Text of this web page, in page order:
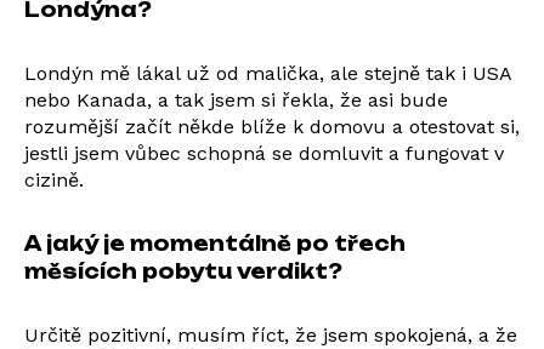
Londýna?
Londýn mě lákal už od malička, ale stejně tak i USA
nebo Kanada, a tak jsem si řekla, že asi bude
rozumější začít někde blíže k domovu a otestovat si,
jestli jsem vůbec schopná se domluvit a fungovat v
cizině.
A jaký je momentálně po třech
měsících pobytu verdikt?
Určitě pozitivní, musím říct, že jsem spokojená, a že